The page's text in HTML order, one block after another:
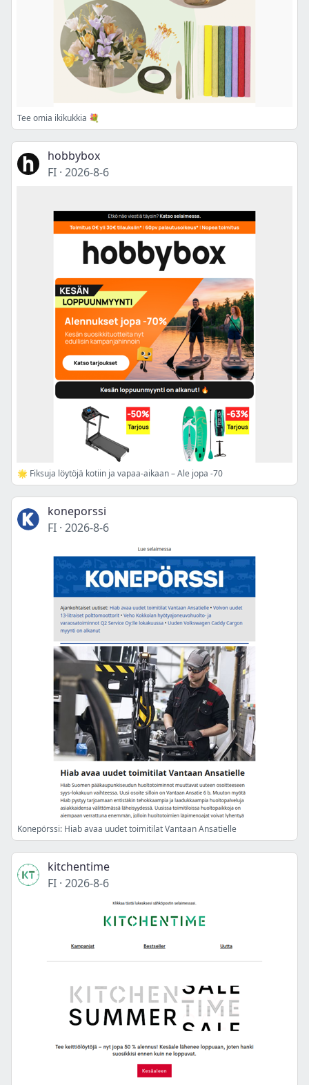
Tee omia ikikukkia 💐
hobbybox
FI · 2026-8-6
🌟 Fiksuja löytöjä kotiin ja vapaa-aikaan – Ale jopa -70
koneporssi
FI · 2026-8-6
Konepörssi: Hiab avaa uudet toimitilat Vantaan Ansatielle
kitchentime
FI · 2026-8-6